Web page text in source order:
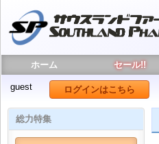
ホーム セール!!
guest ログインはこちら
総力特集